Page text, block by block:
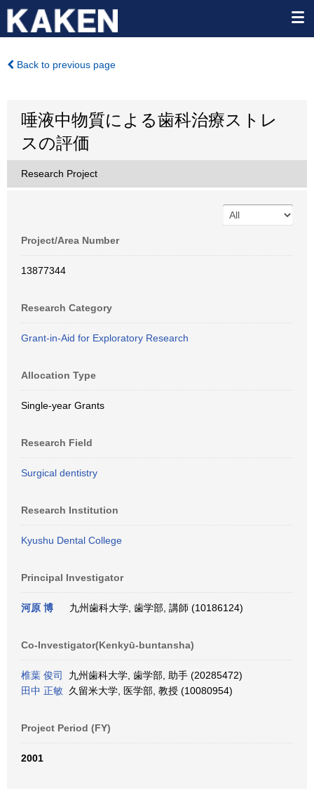
Back to previous page
唾液中物質による歯科治療ストレ
スの評価
Research Project
Project/Area Number
13877344
Research Category
Grant-in-Aid for Exploratory Research
Allocation Type
Single-year Grants
Research Field
Surgical dentistry
Research Institution
Kyushu Dental College
Principal Investigator
河原 博 九州歯科大学, 歯学部, 講師 (10186124)
Co-Investigator(Kenkyū-buntansha)
椎葉 俊司
九州歯科大学, 歯学部, 助手 (20285472)
田中 正敏 久留米大学, 医学部, 教授 (10080954)
Project Period (FY)
2001